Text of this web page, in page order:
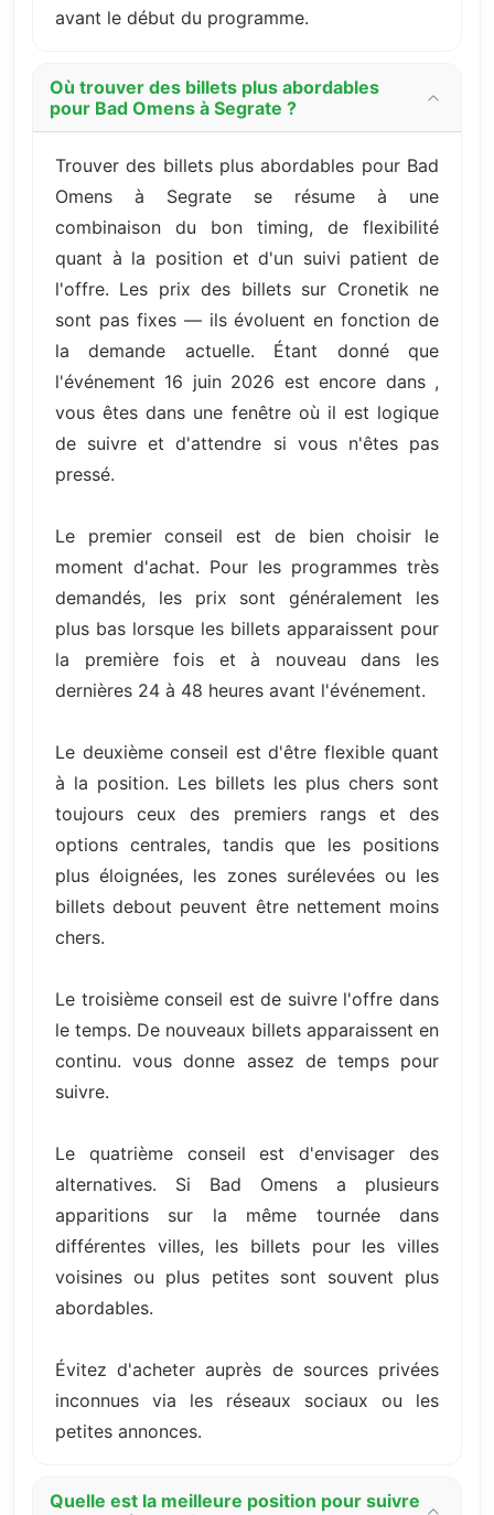
avant le début du programme.
Où trouver des billets plus abordables
pour Bad Omens à Segrate ?
Trouver des billets plus abordables pour Bad
Omens à Segrate se résume à une
combinaison du bon timing, de flexibilité
quant à la position et d'un suivi patient de
l'offre. Les prix des billets sur Cronetik ne
sont pas fixes — ils évoluent en fonction de
la demande actuelle. Étant donné que
l'événement 16 juin 2026 est encore dans ,
vous êtes dans une fenêtre où il est logique
de suivre et d'attendre si vous n'êtes pas
pressé.
Le premier conseil est de bien choisir le
moment d'achat. Pour les programmes très
demandés, les prix sont généralement les
plus bas lorsque les billets apparaissent pour
la première fois et à nouveau dans les
dernières 24 à 48 heures avant l'événement.
Le deuxième conseil est d'être flexible quant
à la position. Les billets les plus chers sont
toujours ceux des premiers rangs et des
options centrales, tandis que les positions
plus éloignées, les zones surélevées ou les
billets debout peuvent être nettement moins
chers.
Le troisième conseil est de suivre l'offre dans
le temps. De nouveaux billets apparaissent en
continu. vous donne assez de temps pour
suivre.
Le quatrième conseil est d'envisager des
alternatives. Si Bad Omens a plusieurs
apparitions sur la même tournée dans
différentes villes, les billets pour les villes
voisines ou plus petites sont souvent plus
abordables.
Évitez d'acheter auprès de sources privées
inconnues via les réseaux sociaux ou les
petites annonces.
Quelle est la meilleure position pour suivre